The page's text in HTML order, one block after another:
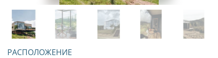
РАСПОЛОЖЕНИЕ